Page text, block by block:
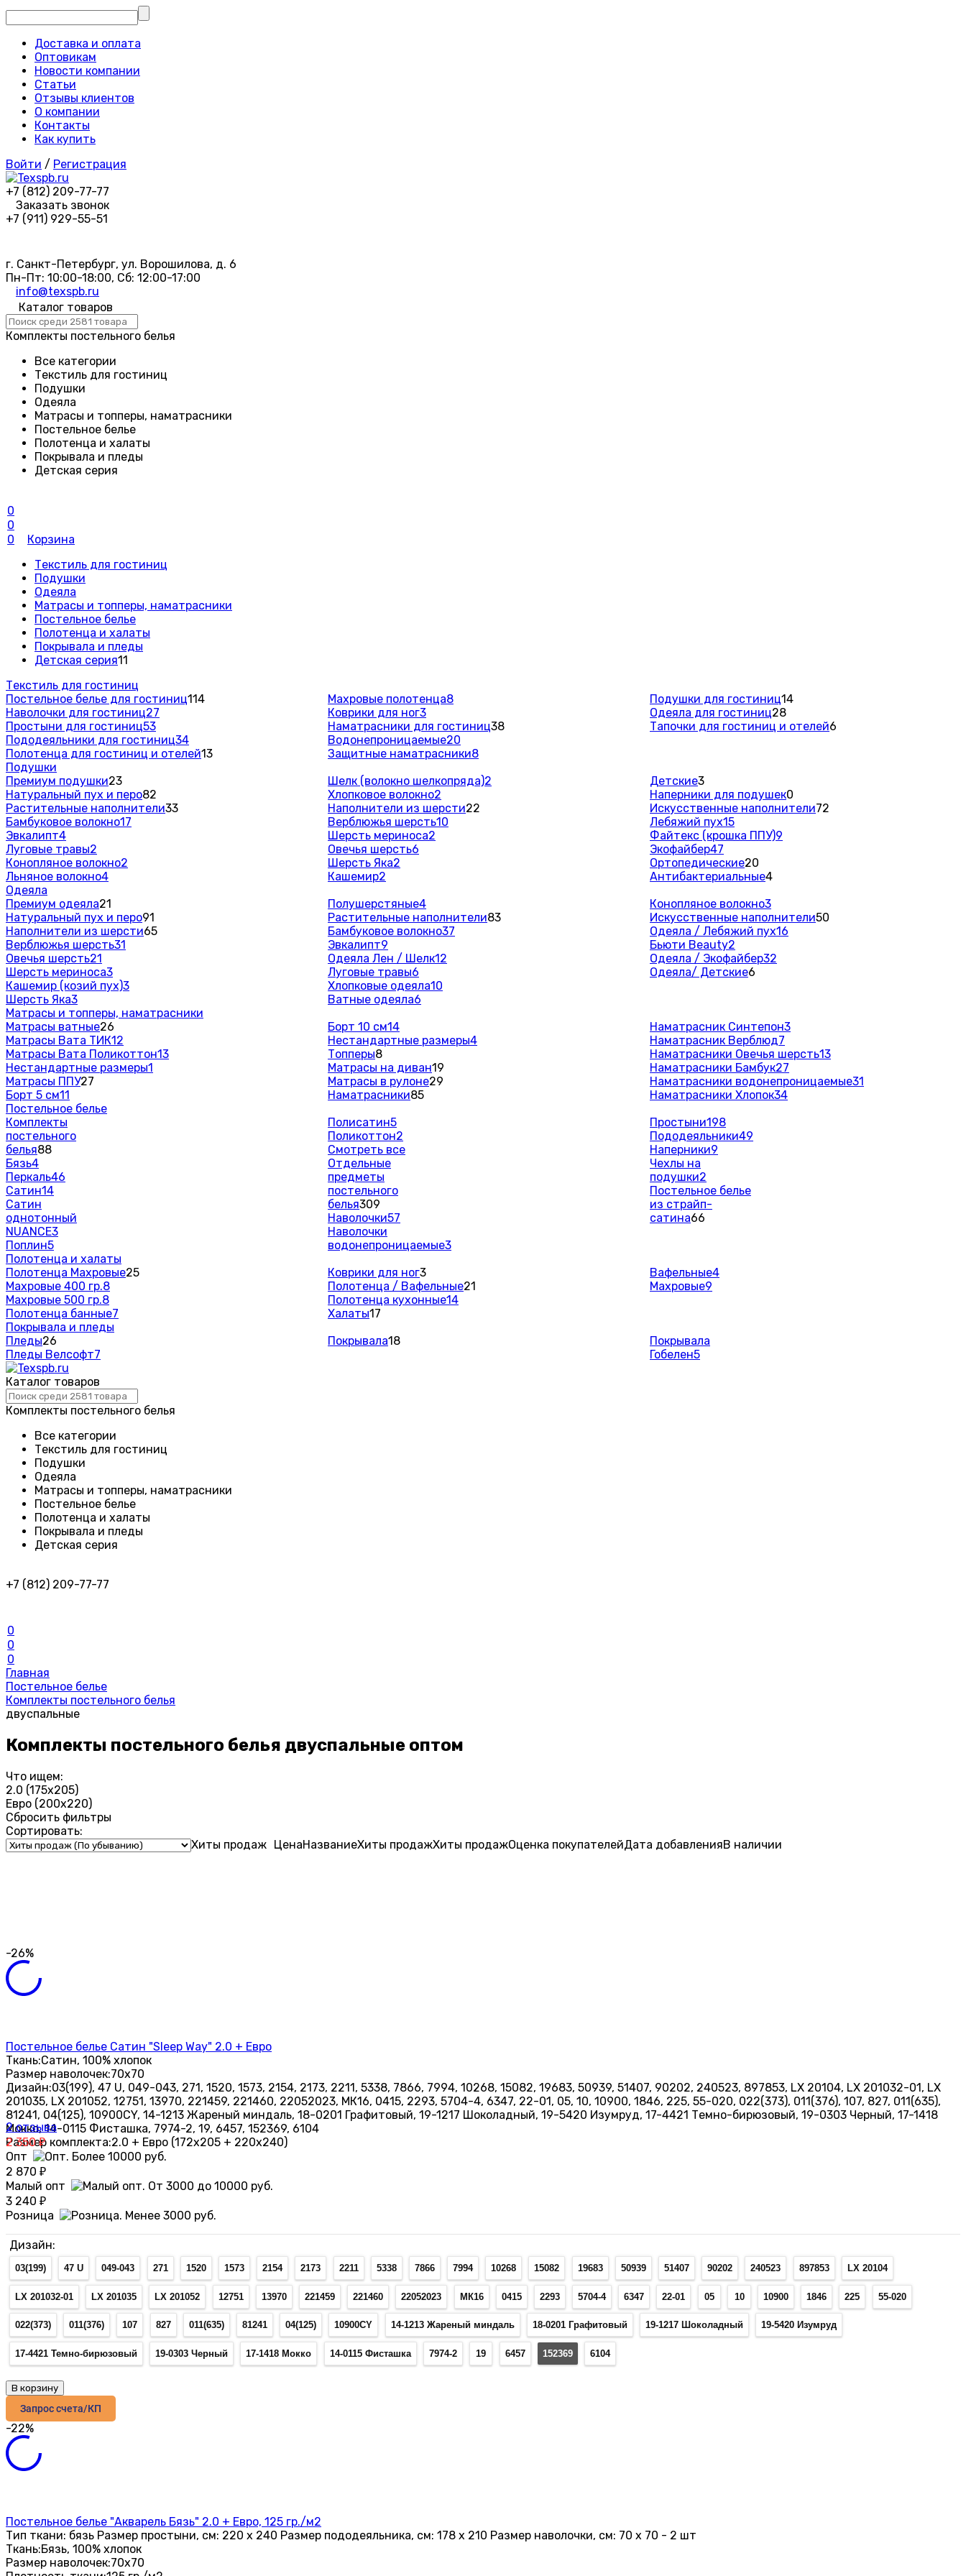
Доставка и оплата
Оптовикам
Новости компании
Статьи
Отзывы клиентов
О компании
Контакты
Как купить
Войти / Регистрация
+7 (812) 209-77-77
Заказать звонок
+7 (911) 929-55-51
г. Санкт-Петербург, ул. Ворошилова, д. 6
Пн-Пт: 10:00-18:00, Сб: 12:00-17:00
info@texspb.ru
Каталог товаров
Комплекты постельного белья
Все категории
Текстиль для гостиниц
Подушки
Одеяла
Матрасы и топперы, наматрасники
Постельное белье
Полотенца и халаты
Покрывала и пледы
Детская серия
0
0
0
Корзина
Текстиль для гостиниц
Подушки
Одеяла
Матрасы и топперы, наматрасники
Постельное белье
Полотенца и халаты
Покрывала и пледы
Детская серия11
Текстиль для гостиниц
Постельное белье для гостиниц114
Наволочки для гостиниц27
Простыни для гостиниц53
Пододеяльники для гостиниц34
Полотенца для гостиниц и отелей13
Махровые полотенца8
Коврики для ног3
Наматрасники для гостиниц38
Водонепроницаемые20
Защитные наматрасники8
Подушки для гостиниц14
Одеяла для гостиниц28
Тапочки для гостиниц и отелей6
Подушки
Премиум подушки23
Натуральный пух и перо82
Растительные наполнители33
Бамбуковое волокно17
Эвкалипт4
Луговые травы2
Конопляное волокно2
Льняное волокно4
Шелк (волокно шелкопряда)2
Хлопковое волокно2
Наполнители из шерсти22
Верблюжья шерсть10
Шерсть мериноса2
Овечья шерсть6
Шерсть Яка2
Кашемир2
Детские3
Наперники для подушек0
Искусственные наполнители72
Лебяжий пух15
Файтекс (крошка ППУ)9
Экофайбер47
Ортопедические20
Антибактериальные4
Одеяла
Премиум одеяла21
Натуральный пух и перо91
Наполнители из шерсти65
Верблюжья шерсть31
Овечья шерсть21
Шерсть мериноса3
Кашемир (козий пух)3
Шерсть Яка3
Полушерстяные4
Растительные наполнители83
Бамбуковое волокно37
Эвкалипт9
Одеяла Лен / Шелк12
Луговые травы6
Хлопковые одеяла10
Ватные одеяла6
Конопляное волокно3
Искусственные наполнители50
Одеяла / Лебяжий пух16
Бьюти Beauty2
Одеяла / Экофайбер32
Одеяла/ Детские6
Матрасы и топперы, наматрасники
Матрасы ватные26
Матрасы Вата ТИК12
Матрасы Вата Поликоттон13
Нестандартные размеры1
Матрасы ППУ27
Борт 5 см11
Борт 10 см14
Нестандартные размеры4
Топперы8
Матрасы на диван19
Матрасы в рулоне29
Наматрасники85
Наматрасник Синтепон3
Наматрасник Верблюд7
Наматрасники Овечья шерсть13
Наматрасники Бамбук27
Наматрасники водонепроницаемые31
Наматрасники Хлопок34
Постельное белье
Комплекты
постельного
белья88
Бязь4
Перкаль46
Сатин14
Сатин
однотонный
NUANCE3
Поплин5
Полисатин5
Поликоттон2
Смотреть все
Отдельные
предметы
постельного
белья309
Наволочки57
Наволочки
водонепроницаемые3
Простыни198
Пододеяльники49
Наперники9
Чехлы на
подушки2
Постельное белье
из страйп-
сатина66
Полотенца и халаты
Полотенца Махровые25
Махровые 400 гр.8
Махровые 500 гр.8
Полотенца банные7
Коврики для ног3
Полотенца / Вафельные21
Полотенца кухонные14
Халаты17
Вафельные4
Махровые9
Покрывала и пледы
Пледы26
Пледы Велсофт7
Покрывала18
Покрывала
Гобелен5
Каталог товаров
Комплекты постельного белья
Все категории
Текстиль для гостиниц
Подушки
Одеяла
Матрасы и топперы, наматрасники
Постельное белье
Полотенца и халаты
Покрывала и пледы
Детская серия
+7 (812) 209-77-77
0
0
0
Главная
Постельное белье
Комплекты постельного белья
двуспальные
Комплекты постельного белья двуспальные оптом
Что ищем:
2.0 (175х205)
Евро (200х220)
Сбросить фильтры
Сортировать:
Хиты продаж ЦенаНазваниеХиты продажХиты продажОценка покупателейДата добавленияВ наличии
-26%
Постельное белье Сатин "Sleep Way" 2.0 + Евро
Ткань:Сатин, 100% хлопок
Размер наволочек:70х70
Дизайн:03(199), 47 U, 049-043, 271, 1520, 1573, 2154, 2173, 2211, 5338, 7866, 7994, 10268, 15082, 19683, 50939, 51407, 90202, 240523, 897853, LX 20104, LX 201032-01, LX
201035, LX 201052, 12751, 13970, 221459, 221460, 22052023, МК16, 0415, 2293, 5704-4, 6347, 22-01, 05, 10, 10900, 1846, 225, 55-020, 022(373), 011(376), 107, 827, 011(635),
81241, 04(125), 10900CY, 14-1213 Жареный миндаль, 18-0201 Графитовый, 19-1217 Шоколадный, 19-5420 Изумруд, 17-4421 Темно-бирюзовый, 19-0303 Черный, 17-1418
Мокко, 14-0115 Фисташка, 7974-2, 19, 6457, 152369, 6104
Размер комплекта:2.0 + Евро (172х205 + 220х240)
2 отзыва
2 350₽
Опт
2 870 ₽
Малый опт
3 240 ₽
Розница
Дизайн:
03(199) 47 U 049-043 271 1520 1573 2154 2173 2211 5338 7866 7994 10268 15082 19683 50939 51407 90202 240523 897853 LX 20104
LX 201032-01 LX 201035 LX 201052 12751 13970 221459 221460 22052023 МК16 0415 2293 5704-4 6347 22-01 05 10 10900 1846 225 55-020
022(373) 011(376) 107 827 011(635) 81241 04(125) 10900CY 14-1213 Жареный миндаль 18-0201 Графитовый 19-1217 Шоколадный 19-5420 Изумруд
17-4421 Темно-бирюзовый 19-0303 Черный 17-1418 Мокко 14-0115 Фисташка 7974-2 19 6457 152369 6104
В корзину
Запрос счета/КП
-22%
Постельное белье "Акварель Бязь" 2.0 + Евро, 125 гр./м2
Тип ткани: бязь Размер простыни, см: 220 х 240 Размер пододеяльника, см: 178 х 210 Размер наволочки, см: 70 х 70 - 2 шт
Ткань:Бязь, 100% хлопок
Размер наволочек:70х70